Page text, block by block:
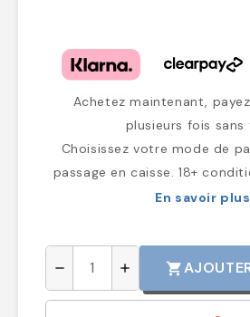
Achetez maintenant,
plusieurs fois sans
Choisissez votre mode de
passage en caisse. 18+
En savoir plus
remove add shopping_cart